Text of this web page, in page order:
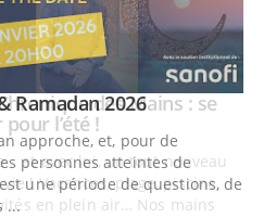
Ramadan 2026Youtube
approche, et, pour de
personnes atteintes de
une période de questions, de
...